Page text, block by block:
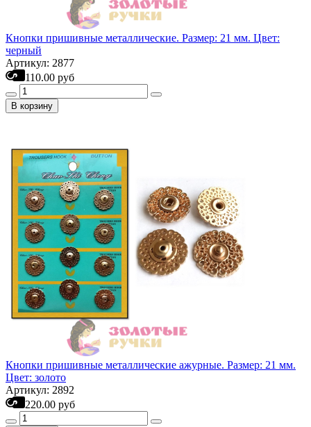
Кнопки пришивные металлические. Размер: 21 мм. Цвет:
черный
Артикул: 2877
110.00 руб
В корзину
Кнопки пришивные металлические ажурные. Размер: 21 мм.
Цвет: золото
Артикул: 2892
220.00 руб